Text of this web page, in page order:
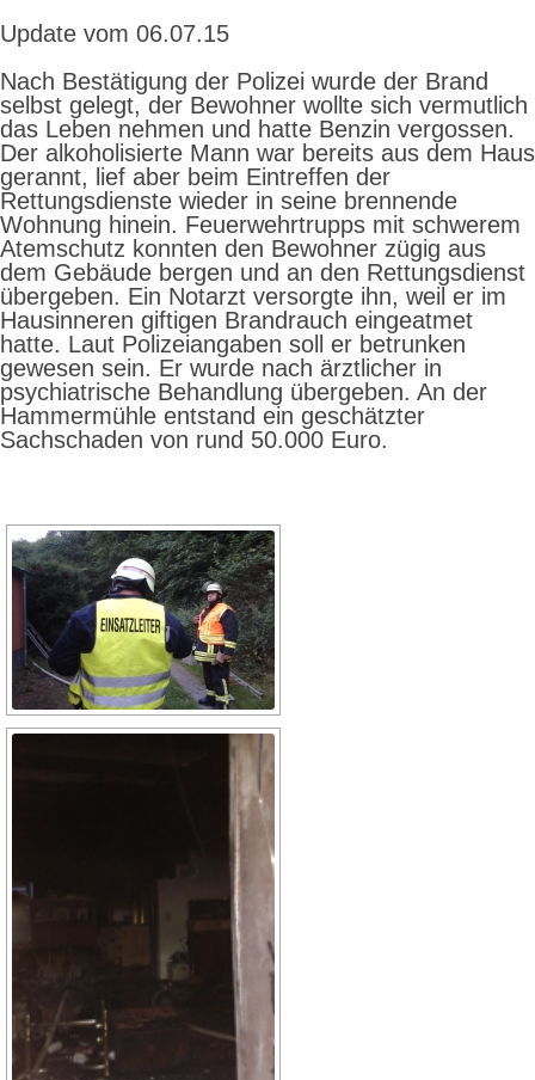
Update vom 06.07.15
Nach Bestätigung der Polizei wurde der Brand
selbst gelegt, der Bewohner wollte sich vermutlich
das Leben nehmen und hatte Benzin vergossen.
Der alkoholisierte Mann war bereits aus dem Haus
gerannt, lief aber beim Eintreffen der
Rettungsdienste wieder in seine brennende
Wohnung hinein. Feuerwehrtrupps mit schwerem
Atemschutz konnten den Bewohner zügig aus
dem Gebäude bergen und an den Rettungsdienst
übergeben. Ein Notarzt versorgte ihn, weil er im
Hausinneren giftigen Brandrauch eingeatmet
hatte. Laut Polizeiangaben soll er betrunken
gewesen sein. Er wurde nach ärztlicher in
psychiatrische Behandlung übergeben. An der
Hammermühle entstand ein geschätzter
Sachschaden von rund 50.000 Euro.